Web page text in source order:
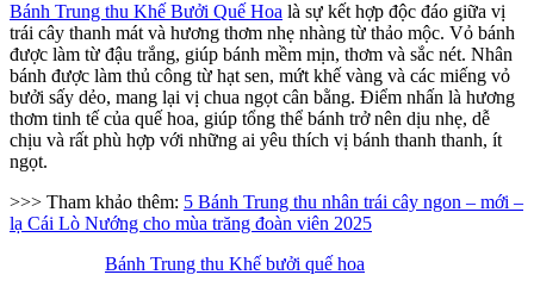
Bánh Trung thu Khế Bưởi Quế Hoa là sự kết hợp độc đáo giữa vị
trái cây thanh mát và hương thơm nhẹ nhàng từ thảo mộc. Vỏ bánh
được làm từ đậu trắng, giúp bánh mềm mịn, thơm và sắc nét. Nhân
bánh được làm thủ công từ hạt sen, mứt khế vàng và các miếng vỏ
bưởi sấy dẻo, mang lại vị chua ngọt cân bằng. Điểm nhấn là hương
thơm tinh tế của quế hoa, giúp tổng thể bánh trở nên dịu nhẹ, dễ
chịu và rất phù hợp với những ai yêu thích vị bánh thanh thanh, ít
ngọt.
>>> Tham khảo thêm: 5 Bánh Trung thu nhân trái cây ngon – mới –
lạ Cái Lò Nướng cho mùa trăng đoàn viên 2025
Bánh Trung thu Khế bưởi quế hoa